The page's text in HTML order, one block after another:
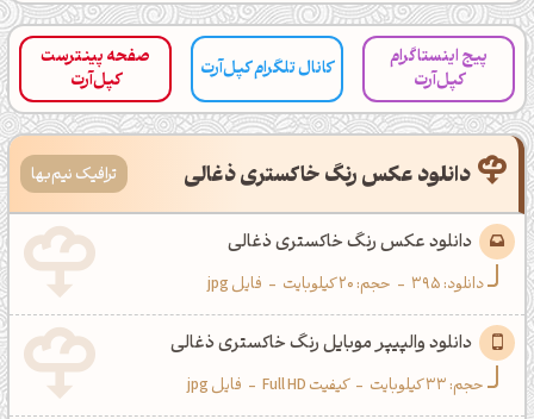
پیج اینستاگرام
کپل‌آرت
کانال تلگرام کپل‌آرت
صفحه پینترست
کپل‌آرت
دانلود عکس رنگ خاکستری ذغالی ترافیک نیم‌بها
دانلود عکس رنگ خاکستری ذغالی
دانلود:395
- حجم: 20 کیلوبایت - فایل jpg
دانلود والپیپر موبایل رنگ خاکستری ذغالی
حجم: 33 کیلوبایت - کیفیت Full HD - فایل jpg